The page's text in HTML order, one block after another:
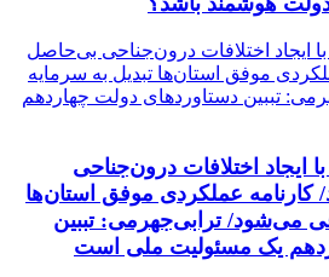
ایجاد اختلافات درون‌جناحی
عملکردی موفق استان‌ها
می‌شود/ ترابی‌جهرمی: تببین
یک مسئولیت ملی است